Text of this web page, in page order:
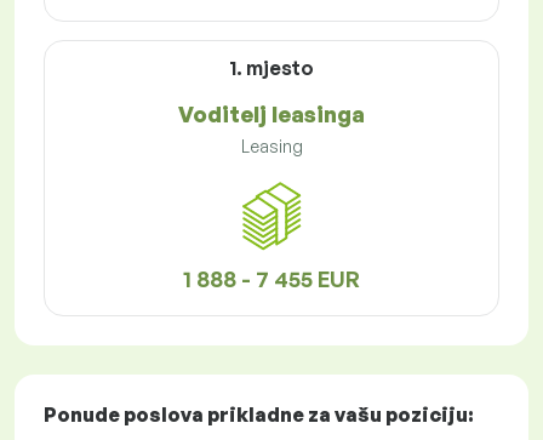
1. mjesto
Voditelj leasinga
Leasing
1 888 - 7 455 EUR
Ponude poslova prikladne za vašu poziciju: